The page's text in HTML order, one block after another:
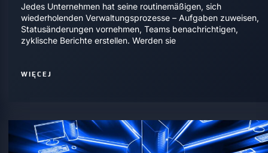
Jedes Unternehmen hat seine routinemäßigen, sich
wiederholenden Verwaltungsprozesse – Aufgaben zuweisen,
Statusänderungen vornehmen, Teams benachrichtigen,
zyklische Berichte erstellen. Werden sie
WIĘCEJ